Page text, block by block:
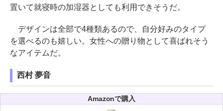
置いて就寝時の加湿器としても利用できそうだ。
デザインは全部で4種類あるので、自分好みのタイプ
を選べるのも嬉しい。女性への贈り物として喜ばれそう
なアイテムだ。
西村 夢音
Amazonで購入